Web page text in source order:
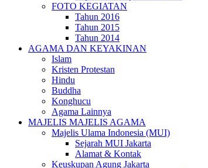
FOTO KEGIATAN
Tahun 2016
Tahun 2015
Tahun 2014
AGAMA DAN KEYAKINAN
Islam
Kristen Protestan
Hindu
Buddha
Konghucu
Agama Lainnya
MAJELIS MAJELIS AGAMA
Majelis Ulama Indonesia (MUI)
Sejarah MUI Jakarta
Alamat & Kontak
Keuskupan Agung Jakarta